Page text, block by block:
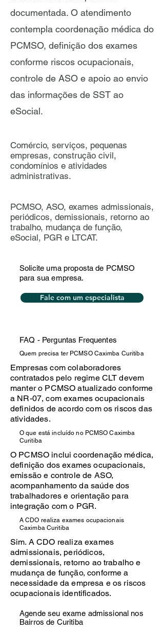
documentada. O atendimento
contempla coordenação médica do
PCMSO, definição dos exames
conforme riscos ocupacionais,
controle de ASO e apoio ao envio
das informações de SST ao
eSocial.
Comércio, serviços, pequenas
empresas, construção civil,
condomínios e atividades
administrativas.
PCMSO, ASO, exames admissionais,
periódicos, demissionais, retorno ao
trabalho, mudança de função,
eSocial, PGR e LTCAT.
Solicite uma proposta de PCMSO
para sua empresa.
Fale com um especialista
FAQ - Perguntas Frequentes
Quem precisa ter PCMSO Caximba Curitiba
Empresas com colaboradores
contratados pelo regime CLT devem
manter o PCMSO atualizado conforme
a NR-07, com exames ocupacionais
definidos de acordo com os riscos das
atividades.
O que está incluído no PCMSO Caximba
Curitiba
O PCMSO inclui coordenação médica,
definição dos exames ocupacionais,
emissão e controle de ASO,
acompanhamento da saúde dos
trabalhadores e orientação para
integração com o PGR.
A CDO realiza exames ocupacionais
Caximba Curitiba
Sim. A CDO realiza exames
admissionais, periódicos,
demissionais, retorno ao trabalho e
mudança de função, conforme a
necessidade da empresa e os riscos
ocupacionais identificados.
Agende seu exame admissional nos
Bairros de Curitiba